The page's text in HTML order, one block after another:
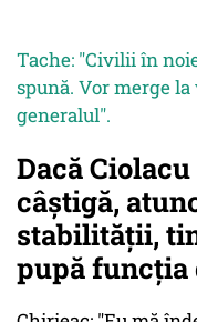
Tache: "Civilii în
spună. Vor merge
generalul".
Dacă
câștigă,
stabilității,
pupă